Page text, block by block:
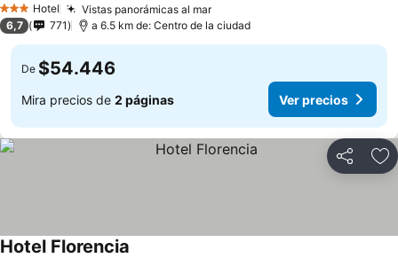
3 Estrellas
Hotel Vistas panorámicas al marVer precios
6,7 771 a 6.5 km de: Centro de la ciudad
De $54.446
Mira precios de 2 páginas Ver precios
Compartir
Hotel Florencia